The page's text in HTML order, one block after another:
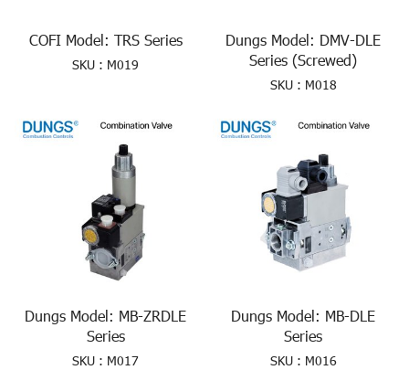
COFI Model: TRS Series
SKU : M019
Dungs Model: DMV-DLE
Series (Screwed)
SKU : M018
Dungs Model: MB-ZRDLE
Series
SKU : M017
Dungs Model: MB-DLE
Series
SKU : M016